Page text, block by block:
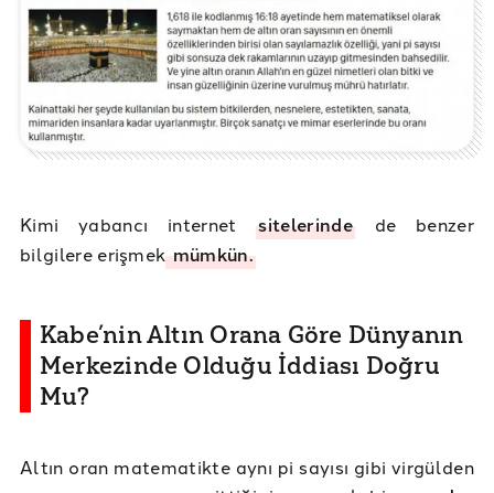
Kimi yabancı internetsitelerindede benzer
bilgilere erişmekmümkün.
Kabe’nin Altın Orana Göre Dünyanın
Merkezinde Olduğu İddiası Doğru
Mu?
Altın oran matematikte aynı pi sayısı gibi virgülden